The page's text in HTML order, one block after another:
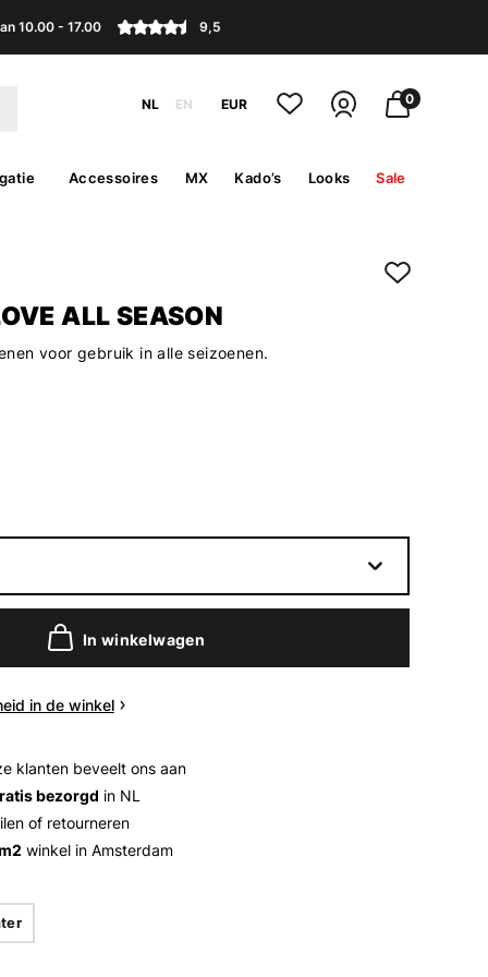
10.00 - 17.00 9,5
NL EN EUR 0
Accessoires MX Kado’s Looks Sale
ALL SEASON
voor gebruik in alle seizoenen.
In winkelwagen
in de winkel
klanten beveelt ons aan
bezorgd in NL
of retourneren
winkel in Amsterdam